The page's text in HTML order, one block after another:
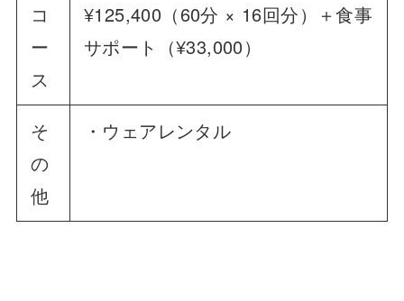
コ
ー
ス
¥125,400（60分 × 16回分）＋食事
サポート（¥33,000）
そ
の
他
・ウェアレンタル